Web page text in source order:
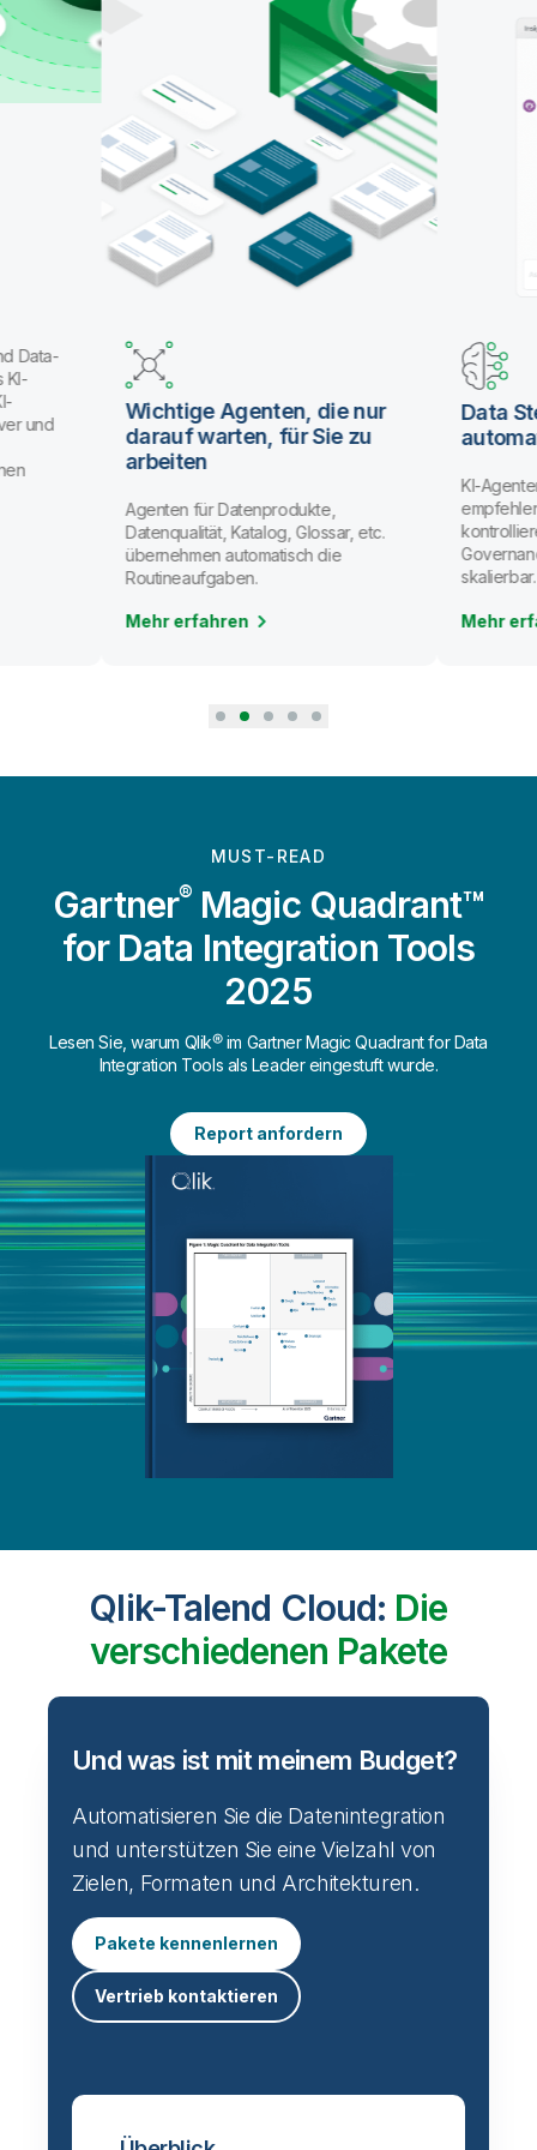
Data-
KI-
und
Wichtige Agenten, die nur
darauf warten, für Sie zu
arbeiten
Agenten für Datenprodukte,
Datenqualität, Katalog, Glossar, etc.
übernehmen automatisch die
Routineaufgaben.
Mehr erfahren
Data
KI-
skalierbar.
Mehr
MUST-READ
Gartner® Magic Quadrant™
for Data Integration Tools
2025
Lesen Sie, warum Qlik® im Gartner Magic Quadrant for Data
Integration Tools als Leader eingestuft wurde.
Report anfordern
Qlik-Talend Cloud: Die
verschiedenen Pakete
Und was ist mit meinem Budget?
Automatisieren Sie die Datenintegration
und unterstützen Sie eine Vielzahl von
Zielen, Formaten und Architekturen.
Pakete kennenlernen
Vertrieb kontaktieren